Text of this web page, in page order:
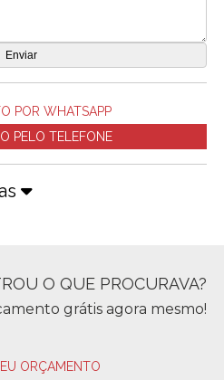
POR WHATSAPP
PELO TELEFONE
O QUE PROCURAVA?
grátis agora mesmo!
ORÇAMENTO